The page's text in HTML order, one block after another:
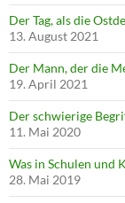
Der Tag, als die
13. August 2021
Der Mann, der die
19. April 2021
Der schwierige
11. Mai 2020
Was in Schulen und
28. Mai 2019